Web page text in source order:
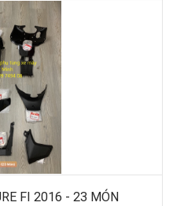
FI 2016 - 23 MÓN